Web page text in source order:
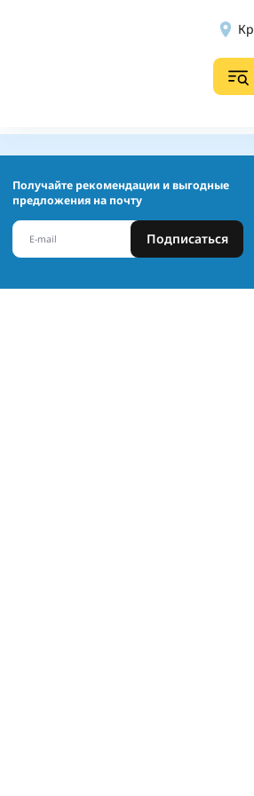
Получайте рекомендации и выгодные
предложения на почту
Подписаться